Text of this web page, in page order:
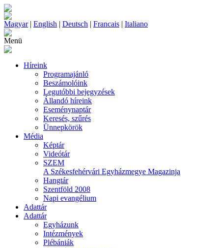
Magyar| English | Deutsch | Francais | Italiano
Menü
Híreink
Programajánló
Beszámolóink
Legutóbbi bejegyzések
Állandó híreink
Eseménynaptár
Keresés, szűrés
Ünnepkörök
Média
Képtár
Videótár
SZEM
A Székesfehérvári Egyházmegye Magazinja
Hangtár
Szentföld 2008
Napi evangélium
Adattár
Adattár
Egyházunk
Intézmények
Plébániák